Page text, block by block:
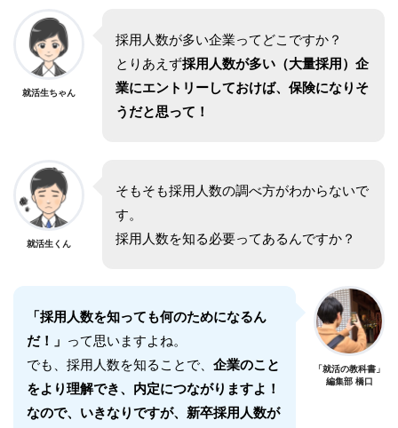
就活生ちゃん
採用人数が多い企業ってどこですか？
とりあえず採用人数が多い（大量採用）企
業にエントリーしておけば、保険になりそ
うだと思って！
就活生くん
そもそも採用人数の調べ方がわからないで
す。
採用人数を知る必要ってあるんですか？
「採用人数を知っても何のためになるん
だ！」 って思いますよね。
でも、採用人数を知ることで、 企業のこと
をより理解でき、内定につながりますよ！
なので、いきなりですが、新卒採用人数が
「就活の教科書」
編集部 橋口